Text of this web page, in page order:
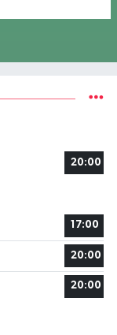
20:00
17:00
20:00
20:00